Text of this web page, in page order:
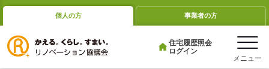
個人の方 事業者の方
住宅履歴照会
ログイン